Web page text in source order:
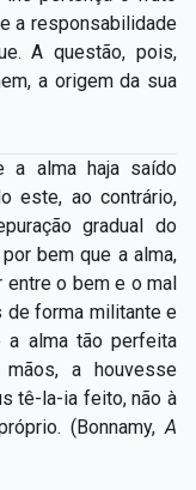
a responsabilidade
A questão, pois,
a origem da sua
a alma haja saído
este, ao contrário,
gradual do
bem que a alma,
o bem e o mal
de forma militante e
a alma tão perfeita
a houvesse
tê-la-ia feito, não à
(Bonnamy, A